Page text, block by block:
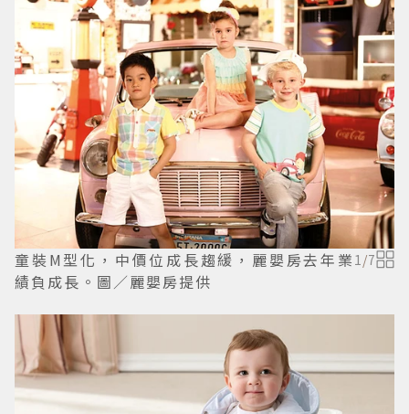
童裝M型化，中價位成長趨緩，麗嬰房去年業
績負成長。圖／麗嬰房提供
1 /7